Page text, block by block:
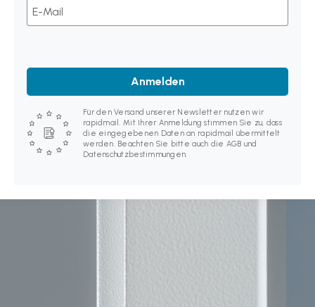
Anmelden
Für den Versand unserer Newsletter nutzen wir
rapidmail. Mit Ihrer Anmeldung stimmen Sie zu, dass
die eingegebenen Daten an rapidmail übermittelt
werden. Beachten Sie bitte auch die AGB und
Datenschutzbestimmungen.